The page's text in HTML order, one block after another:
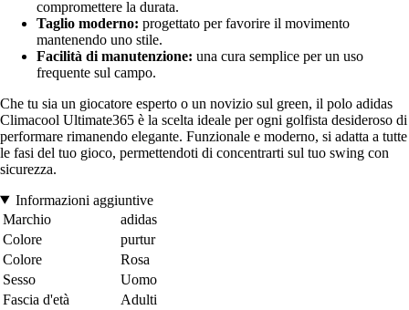
compromettere la durata.
Taglio moderno: progettato per favorire il movimento
mantenendo uno stile.
Facilità di manutenzione: una cura semplice per un uso
frequente sul campo.
Che tu sia un giocatore esperto o un novizio sul green, il polo adidas
Climacool Ultimate365 è la scelta ideale per ogni golfista desideroso di
performare rimanendo elegante. Funzionale e moderno, si adatta a tutte
le fasi del tuo gioco, permettendoti di concentrarti sul tuo swing con
sicurezza.
Informazioni aggiuntive
Marchio
adidas
Colore
purtur
Colore
Rosa
Sesso
Uomo
Fascia d'età
Adulti